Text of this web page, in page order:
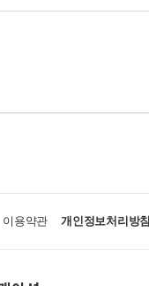
이용약관 개인정보처리방침